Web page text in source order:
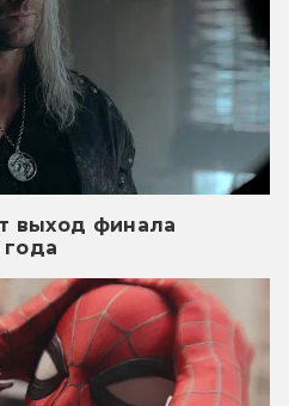
выход финала